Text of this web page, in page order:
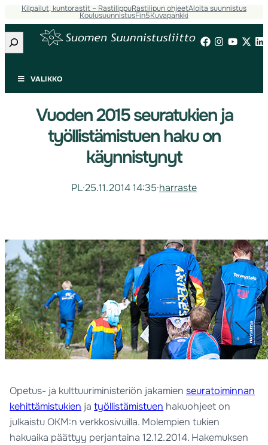
Kilpailut, kuntorastit – RastilippuRastilipun ohjeetAloita suunnistus
KoulusuunnistusFin5Kuvapankki
Etsi
VALIKKO
Vuoden 2015 seuratukien ja
työllistämistuen haku on
käynnistynyt
PL·25.11.2014 14:35·harraste
Opetus- ja kulttuuriministeriön jakamien seuratoiminnan
kehittämistukien jatyöllistämistuen hakuohjeet on
julkaistu OKM:n verkkosivuilla. Molempien tukien
hakuaika päättyy perjantaina 12.12.2014. Hakemuksen